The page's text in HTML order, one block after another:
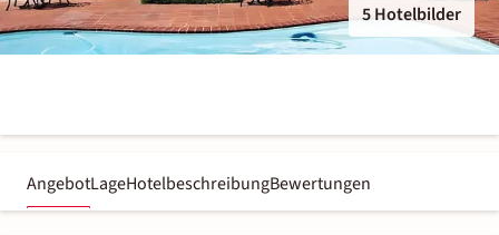
5 Hotelbilder
AngebotLageHotelbeschreibungBewertungen